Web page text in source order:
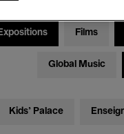
Expositions Films
Global Music
Kids’ Palace